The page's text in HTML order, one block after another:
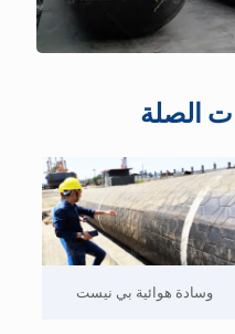
الصلة
وسادة هوائية بي نيست